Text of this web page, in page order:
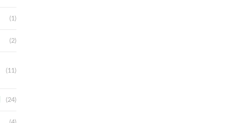
(1)
(2)
(11)
(24)